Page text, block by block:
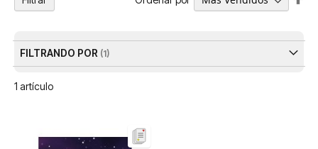
1 artículo
FILTRANDO POR